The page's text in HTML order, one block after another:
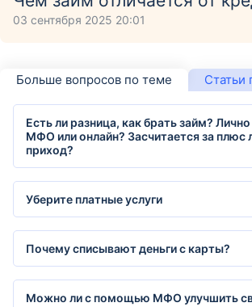
03 сентября 2025 20:01
Больше вопросов по теме Статьи
Есть ли разница, как брать займ?
МФО или онлайн? Засчитается за плюс
приход?
Уберите платные услуги
Почему списывают деньги с карты?
Можно ли с помощью МФО улучшить